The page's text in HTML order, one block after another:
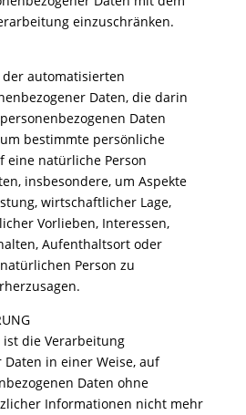
einzuschränken.
automatisierten
Daten, die darin
Daten
bestimmte persönliche
eine natürliche Person
insbesondere, um Aspekte
wirtschaftlicher Lage,
Vorlieben, Interessen,
Aufenthaltsort oder
Person zu
die Verarbeitung
in einer Weise, auf
Daten ohne
Informationen nicht mehr